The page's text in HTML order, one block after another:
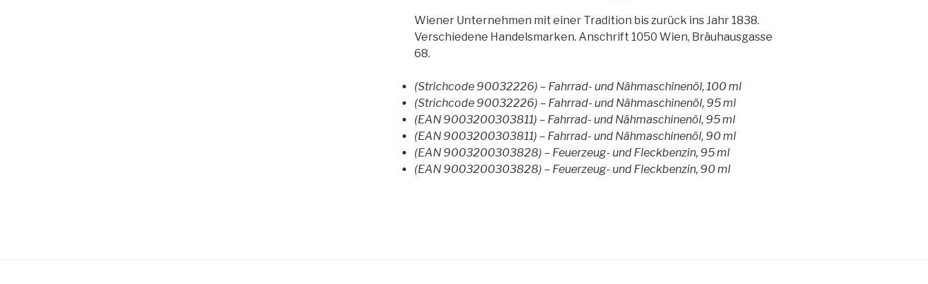
Wiener Unternehmen mit einer Tradition bis zurück ins Jahr 1838.
Verschiedene Handelsmarken. Anschrift 1050 Wien, Bräuhausgasse
68.
(Strichcode 90032226) – Fahrrad- und Nähmaschinenöl, 100 ml
(Strichcode 90032226) – Fahrrad- und Nähmaschinenöl, 95 ml
(EAN 9003200303811) – Fahrrad- und Nähmaschinenöl, 95 ml
(EAN 9003200303811) – Fahrrad- und Nähmaschinenöl, 90 ml
(EAN 9003200303828) – Feuerzeug- und Fleckbenzin, 95 ml
(EAN 9003200303828) – Feuerzeug- und Fleckbenzin, 90 ml